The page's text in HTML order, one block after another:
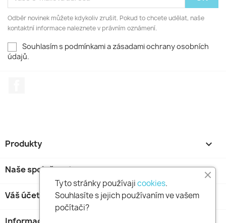
Odběr novinek můžete kdykoliv zrušit. Pokud to chcete udělat, naše
kontaktní informace naleznete v právním oznámení.
Souhlasím s podmínkami a zásadami ochrany osobních
údajů.
Produkty 
Naše společnost 
Váš účet
Tyto stránky používajicookies.
Souhlasíte s jejich používaním ve vašem
počítači?